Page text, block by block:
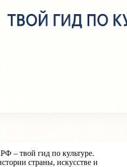
– твой гид по культуре.
страны, искусстве и